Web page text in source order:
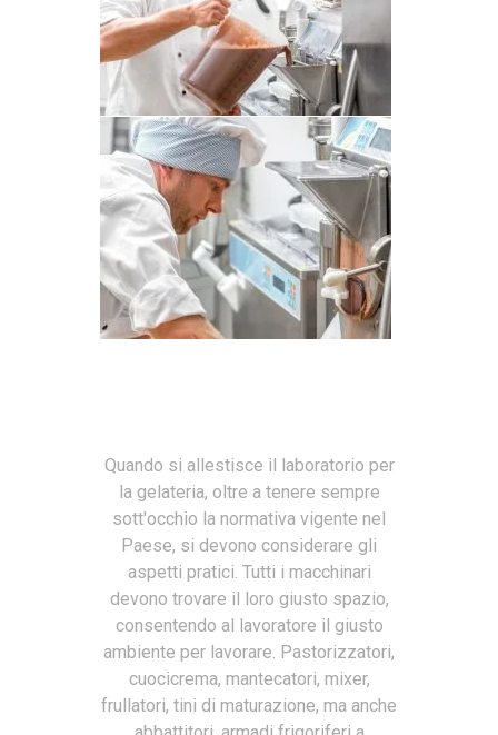
Quando si allestisce il laboratorio per
la gelateria, oltre a tenere sempre
sott'occhio la normativa vigente nel
Paese, si devono considerare gli
aspetti pratici. Tutti i macchinari
devono trovare il loro giusto spazio,
consentendo al lavoratore il giusto
ambiente per lavorare. Pastorizzatori,
cuocicrema, mantecatori, mixer,
frullatori, tini di maturazione, ma anche